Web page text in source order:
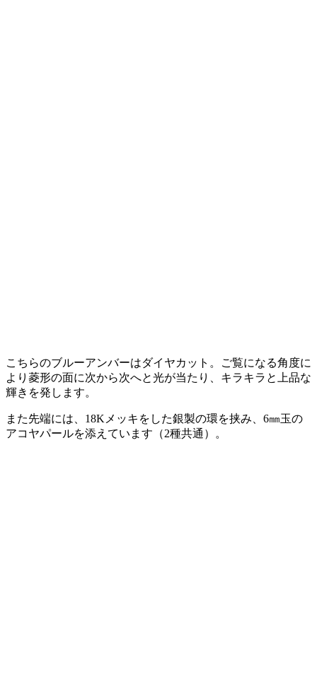
こちらのブルーアンバーはダイヤカット。ご覧になる角度に
より菱形の面に次から次へと光が当たり、キラキラと上品な
輝きを発します。
また先端には、18Kメッキをした銀製の環を挟み、6㎜玉の
アコヤパールを添えています（2種共通）。